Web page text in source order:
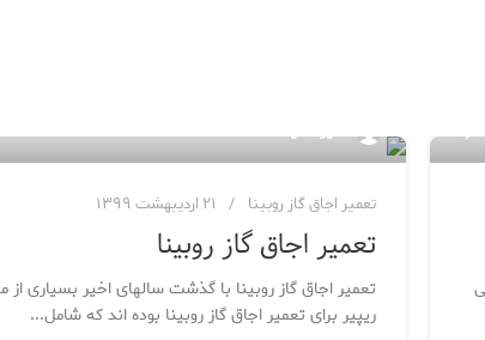
مدیر سایت
تعمیر اجاق گاز روبینا ۲۱ اردیبهشت ۱۳۹۹
تعمیر اجاق گاز روبینا
تعمیر اجاق گاز روبینا با گذشت سالهای اخیر بسیاری
ریپیر برای تعمیر اجاق گاز روبینا بوده اند که شامل...